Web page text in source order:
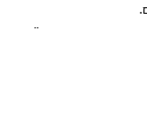
ממשיכים לציין. לחו"ל